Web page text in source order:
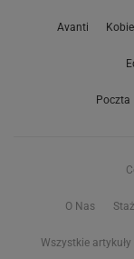
Avanti
Poczta
O Nas
Wszystkie artykuły